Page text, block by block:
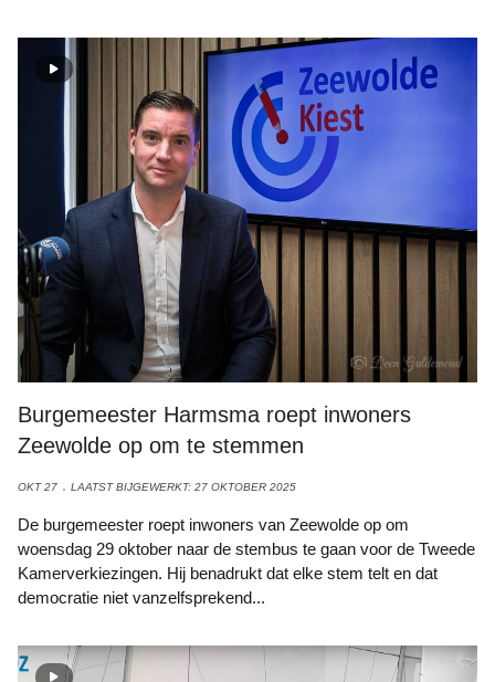
Burgemeester Harmsma roept inwoners
Zeewolde op om te stemmen
OKT 27 LAATST BIJGEWERKT: 27 OKTOBER 2025
De burgemeester roept inwoners van Zeewolde op om
woensdag 29 oktober naar de stembus te gaan voor de Tweede
Kamerverkiezingen. Hij benadrukt dat elke stem telt en dat
democratie niet vanzelfsprekend...